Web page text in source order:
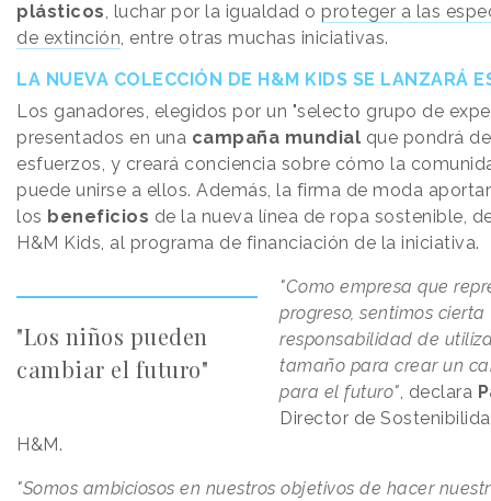
plásticos, luchar por la igualdad o proteger a las
de extinción, entre otras muchas iniciativas.
LA NUEVA COLECCIÓN DE H&M KIDS SE LANZARÁ
Los ganadores, elegidos por un "selecto grupo de
presentados en una campaña mundial que pondrá
esfuerzos, y creará conciencia sobre cómo la
puede unirse a ellos. Además, la firma de moda
los beneficios de la nueva línea de ropa sostenible,
H&M Kids, al programa de financiación de la iniciativa.
"Los niños pueden
cambiar el futuro"
"Como empresa que
progreso, sentimos cierta
responsabilidad de
tamaño para crear un
para el futuro", declara
Director de
H&M.
"Somos ambiciosos en nuestros objetivos de hacer